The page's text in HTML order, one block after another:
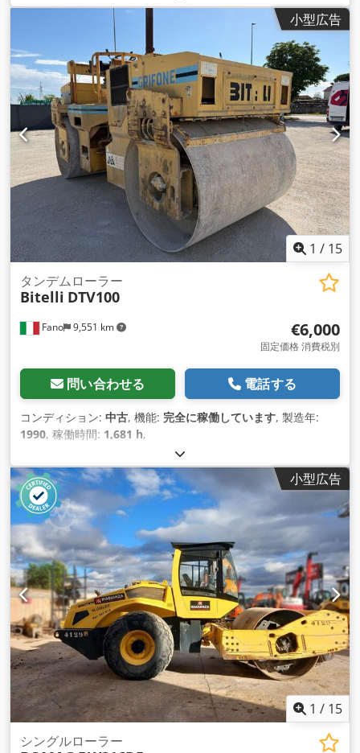
小型広告
1 / 15
Fano 9,551 km
タンデムローラー
Bitelli DTV100
€6,000
固定価格 消費税別
問い合わせる 電話する
コンディション: 中古, 機能: 完全に稼働しています, 製造年:
1990, 稼働時間: 1,681 h,
小型広告
1 / 15
シングルローラー